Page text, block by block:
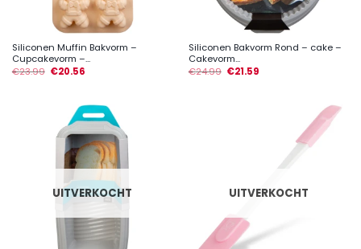
Siliconen Muffin Bakvorm –
Cupcakevorm –...
€23.99 €20.56
Siliconen Bakvorm Rond – cake –
Cakevorm...
€24.99 €21.59
UITVERKOCHT UITVERKOCHT